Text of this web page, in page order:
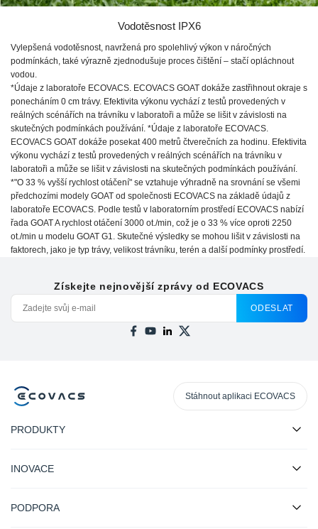
Vodotěsnost IPX6
Vylepšená vodotěsnost, navržená pro spolehlivý výkon v náročných
podmínkách, také výrazně zjednodušuje proces čištění – stačí opláchnout
vodou.
*Údaje z laboratoře ECOVACS. ECOVACS GOAT dokáže zastřihnout okraje s
ponecháním 0 cm trávy. Efektivita výkonu vychází z testů provedených v
reálných scénářích na trávníku v laboratoři a může se lišit v závislosti na
skutečných podmínkách používání. *Údaje z laboratoře ECOVACS.
ECOVACS GOAT dokáže posekat 400 metrů čtverečních za hodinu. Efektivita
výkonu vychází z testů provedených v reálných scénářích na trávníku v
laboratoři a může se lišit v závislosti na skutečných podmínkách používání.
*"O 33 % vyšší rychlost otáčení" se vztahuje výhradně na srovnání se všemi
předchozími modely GOAT od společnosti ECOVACS na základě údajů z
laboratoře ECOVACS. Podle testů v laboratorním prostředí ECOVACS nabízí
řada GOAT A rychlost otáčení 3000 ot./min, což je o 33 % více oproti 2250
ot./min u modelu GOAT G1. Skutečné výsledky se mohou lišit v závislosti na
faktorech, jako je typ trávy, velikost trávníku, terén a další podmínky prostředí.
Získejte nejnovější zprávy od ECOVACS
ODESLAT
Stáhnout aplikaci ECOVACS
PRODUKTY
INOVACE
PODPORA